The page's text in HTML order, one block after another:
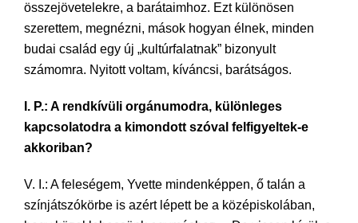
összejövetelekre, a barátaimhoz. Ezt különösen
szerettem, megnézni, mások hogyan élnek, minden
budai család egy új „kultúrfalatnak” bizonyult
számomra. Nyitott voltam, kíváncsi, barátságos.
I. P.: A rendkívüli orgánumodra, különleges
kapcsolatodra a kimondott szóval felfigyeltek-e
akkoriban?
V. I.: A feleségem, Yvette mindenképpen, ő talán a
színjátszókörbe is azért lépett be a középiskolában,